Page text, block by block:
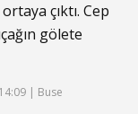
çıktı. Cep
gölete
| Buse